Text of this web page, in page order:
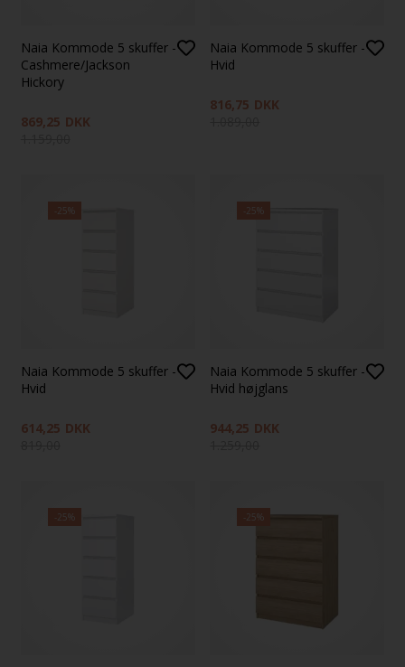
Naia Kommode 5 skuffer -
Cashmere/Jackson
Hickory
869,25 DKK
Naia Kommode 5 skuffer -
Hvid
816,75 DKK
-25%
Naia Kommode 5 skuffer -
Hvid
614,25 DKK
-25%
Naia Kommode 5 skuffer -
Hvid højglans
944,25 DKK
-25% -25%